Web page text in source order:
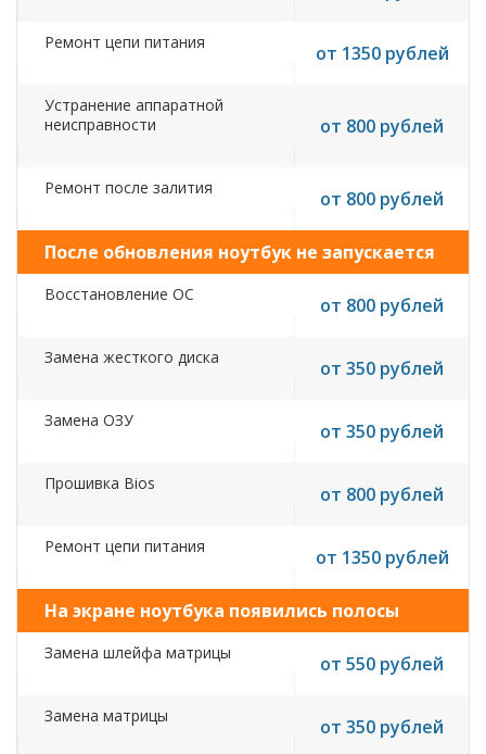
Ремонт цепи питания от 1350 рублей
Устранение аппаратной
неисправности
от 800 рублей
Ремонт после залития от 800 рублей
После обновления ноутбук не запускается
Восстановление ОС от 800 рублей
Замена жесткого диска от 350 рублей
Замена ОЗУ от 350 рублей
Прошивка Bios от 800 рублей
Ремонт цепи питания от 1350 рублей
На экране ноутбука появились полосы
Замена шлейфа матрицы от 550 рублей
Замена матрицы от 350 рублей